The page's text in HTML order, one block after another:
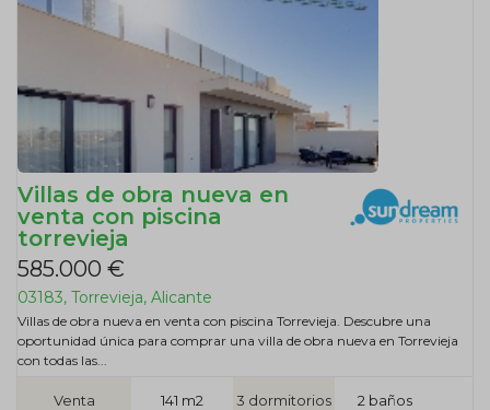
Villas de obra nueva en
venta con piscina
torrevieja
585.000 €
03183, Torrevieja, Alicante
Villas de obra nueva en venta con piscina Torrevieja. Descubre una
oportunidad única para comprar una villa de obra nueva en Torrevieja
con todas las...
Venta 141 m2 3 dormitorios 2 baños